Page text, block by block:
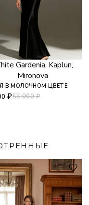
Gardenia, Kaplun,
Mironova
В МОЛОЧНОМ ЦВЕТЕ
55 000₽
₽